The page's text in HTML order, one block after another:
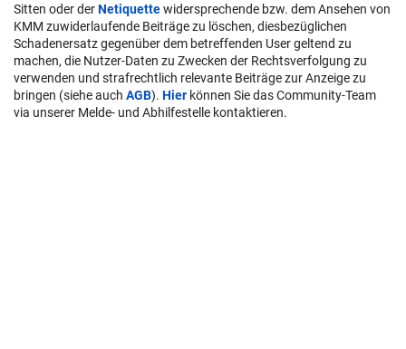
Sitten oder derNetiquettewidersprechende bzw. dem Ansehen von
KMM zuwiderlaufende Beiträge zu löschen, diesbezüglichen
Schadenersatz gegenüber dem betreffenden User geltend zu
machen, die Nutzer-Daten zu Zwecken der Rechtsverfolgung zu
verwenden und strafrechtlich relevante Beiträge zur Anzeige zu
bringen (siehe auch AGB). Hier können Sie das Community-Team
via unserer Melde- und Abhilfestelle kontaktieren.